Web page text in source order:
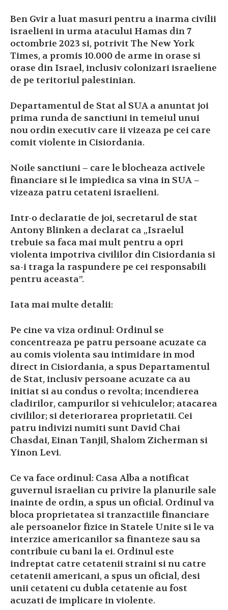
Ben Gvir a luat masuri pentru a inarma civilii
israelieni in urma atacului Hamas din 7
octombrie 2023 si, potrivit The New York
Times, a promis 10.000 de arme in orase si
orase din Israel, inclusiv colonizari israeliene
de pe teritoriul palestinian.
Departamentul de Stat al SUA a anuntat joi
prima runda de sanctiuni in temeiul unui
nou ordin executiv care ii vizeaza pe cei care
comit violente in Cisiordania.
Noile sanctiuni – care le blocheaza activele
financiare si le impiedica sa vina in SUA –
vizeaza patru cetateni israelieni.
Intr-o declaratie de joi, secretarul de stat
Antony Blinken a declarat ca „Israelul
trebuie sa faca mai mult pentru a opri
violenta impotriva civililor din Cisiordania si
sa-i traga la raspundere pe cei responsabili
pentru aceasta”.
Iata mai multe detalii:
Pe cine va viza ordinul: Ordinul se
concentreaza pe patru persoane acuzate ca
au comis violenta sau intimidare in mod
direct in Cisiordania, a spus Departamentul
de Stat, inclusiv persoane acuzate ca au
initiat si au condus o revolta; incendierea
cladirilor, campurilor si vehiculelor; atacarea
civililor; si deteriorarea proprietatii. Cei
patru indivizi numiti sunt David Chai
Chasdai, Einan Tanjil, Shalom Zicherman si
Yinon Levi.
Ce va face ordinul: Casa Alba a notificat
guvernul israelian cu privire la planurile sale
inainte de ordin, a spus un oficial. Ordinul va
bloca proprietatea si tranzactiile financiare
ale persoanelor fizice in Statele Unite si le va
interzice americanilor sa finanteze sau sa
contribuie cu bani la ei. Ordinul este
indreptat catre cetatenii straini si nu catre
cetatenii americani, a spus un oficial, desi
unii cetateni cu dubla cetatenie au fost
acuzati de implicare in violente.